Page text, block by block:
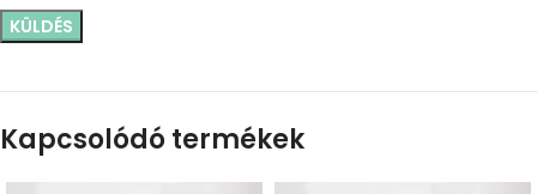
Kapcsolódó termékek